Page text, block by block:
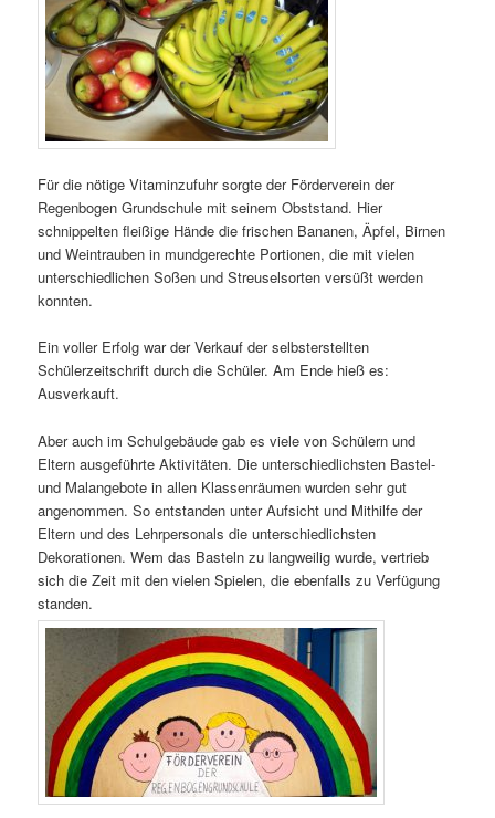
Für die nötige Vitaminzufuhr sorgte der Förderverein der
Regenbogen Grundschule mit seinem Obststand. Hier
schnippelten fleißige Hände die frischen Bananen, Äpfel, Birnen
und Weintrauben in mundgerechte Portionen, die mit vielen
unterschiedlichen Soßen und Streuselsorten versüßt werden
konnten.
Ein voller Erfolg war der Verkauf der selbsterstellten
Schülerzeitschrift durch die Schüler. Am Ende hieß es:
Ausverkauft.
Aber auch im Schulgebäude gab es viele von Schülern und
Eltern ausgeführte Aktivitäten. Die unterschiedlichsten Bastel-
und Malangebote in allen Klassenräumen wurden sehr gut
angenommen. So entstanden unter Aufsicht und Mithilfe der
Eltern und des Lehrpersonals die unterschiedlichsten
Dekorationen. Wem das Basteln zu langweilig wurde, vertrieb
sich die Zeit mit den vielen Spielen, die ebenfalls zu Verfügung
standen.